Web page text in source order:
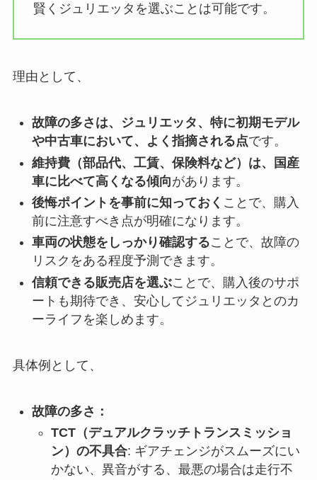
賢くジュリエッタを選ぶことは可能です。
理由として、
故障の多さは、ジュリエッタ、特に初期モデル
や中古車において、よく指摘される点です。
維持費（部品代、工賃、保険料など）は、国産
車に比べて高くなる傾向があります。
後悔ポイントを事前に知っておく ことで、購入
前に注意すべき点が明確になります。
車両の状態をしっかり確認することで、故障の
リスクをある程度予測できます。
信頼できる販売店を選ぶことで、購入後のサポ
ートも期待でき、安心してジュリエッタとのカ
ーライフを楽しめます。
具体例として、
故障の多さ：
TCT（デュアルクラッチトランスミッショ
ン）の不具合: ギアチェンジがスムーズにい
かない、異音がする、最悪の場合は走行不